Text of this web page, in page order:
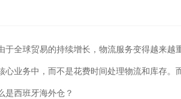
于全球贸易的持续增长，物流服务变得越来
心业务中，而不是花费时间处理物流和库存。
是西班牙海外仓？